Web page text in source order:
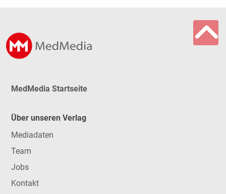
MedMedia Startseite
Über unseren Verlag
Mediadaten
Team
Jobs
Kontakt